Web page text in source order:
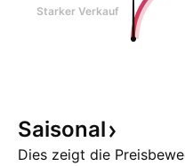
Starker Verkauf
Saisonal
Dies zeigt die